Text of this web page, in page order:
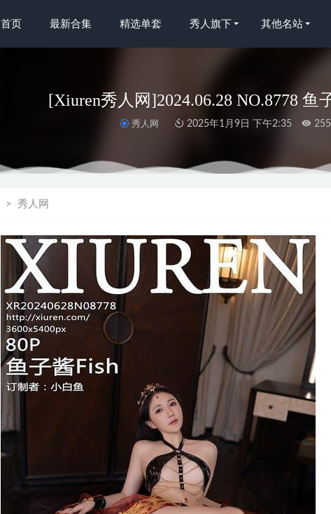
首页 最新合集 精选单套 秀人旗下 其他名站
[Xiuren秀人网]2024.06.28 NO.8778 鱼
秀人网 2025年1月9日 下午2:35 255
秀人网
阿尔卑香小狗子 – 微密圈写真&视频合集【持续更新中
ZinieQ – Pokemon & Dawn Pokemon [42P+3V／475MB]
秀人网 – 2021.02.07 VOL.3091 赵惟依coco[53+1P503M]